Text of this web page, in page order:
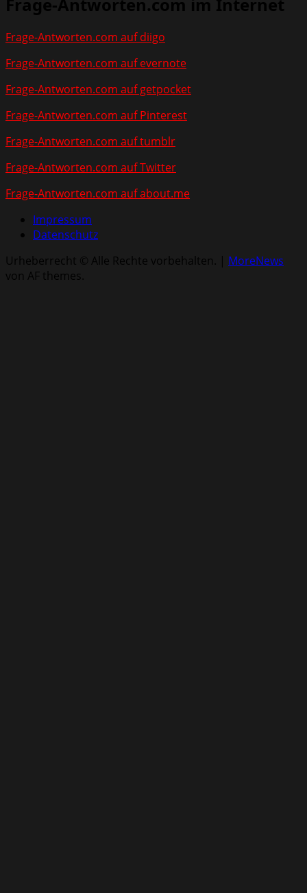
Frage-Antworten.com im Internet
Frage-Antworten.com auf diigo
Frage-Antworten.com auf evernote
Frage-Antworten.com auf getpocket
Frage-Antworten.com auf Pinterest
Frage-Antworten.com auf tumblr
Frage-Antworten.com auf Twitter
Frage-Antworten.com auf about.me
Impressum
Datenschutz
Urheberrecht © Alle Rechte vorbehalten. | MoreNews
von AF themes.